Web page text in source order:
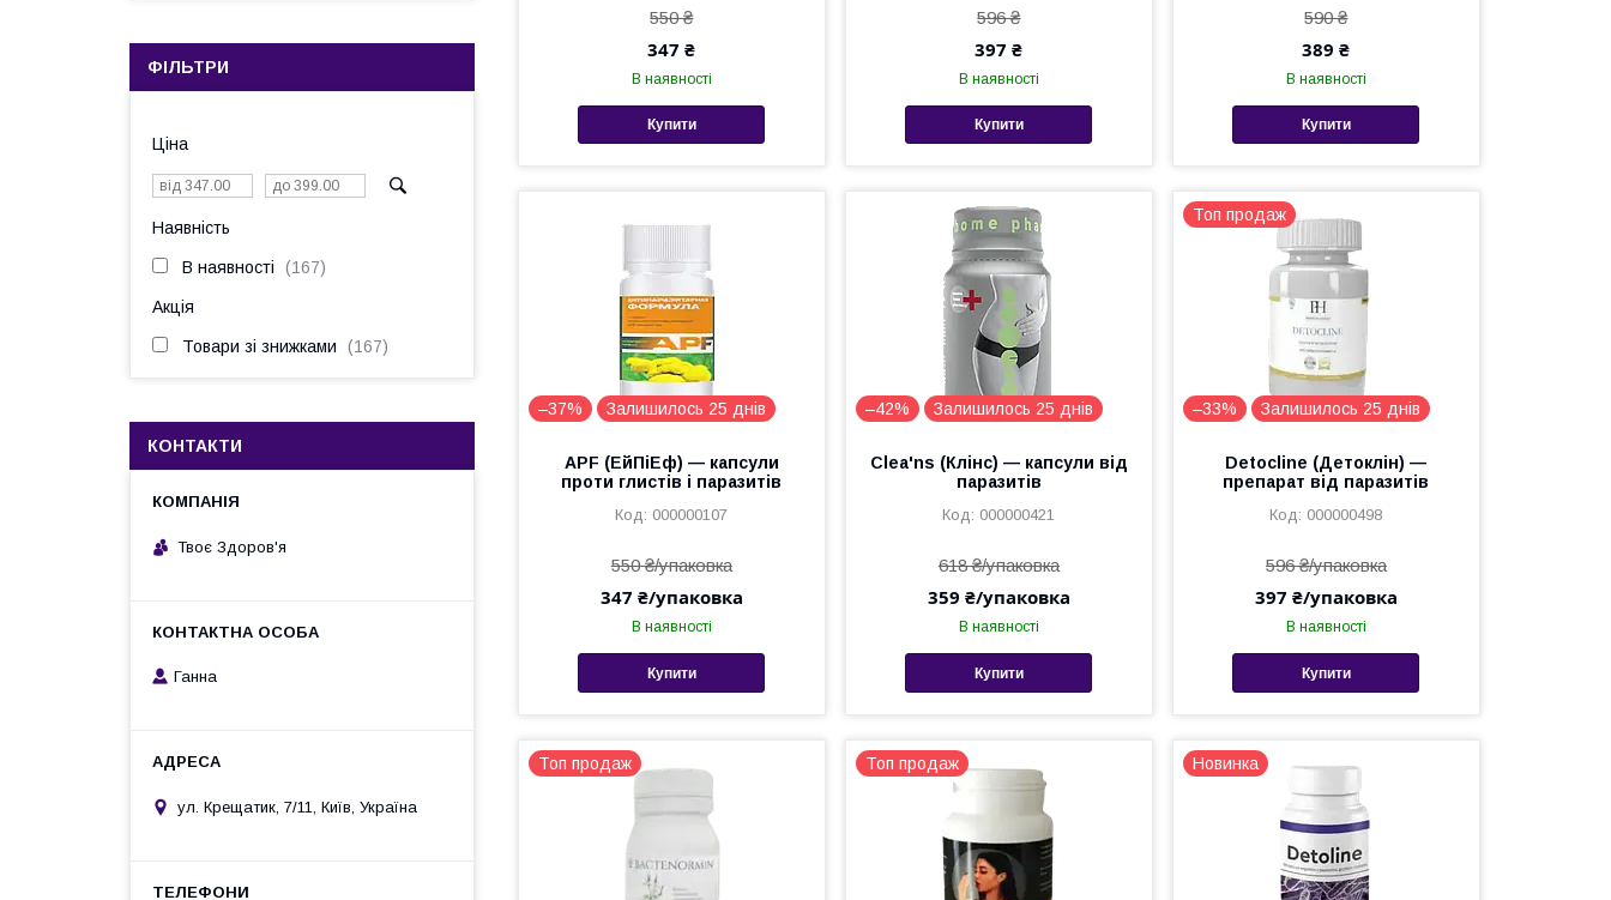
550 ₴
347 ₴
В наявності
Купити
596 ₴
397 ₴
В наявності
Купити
590 ₴
389 ₴
В наявності
Купити
–37% Залишилось 25 днів
APF (ЕйПіЕф) — капсули
проти глистів і паразитів
000000107
550 ₴/упаковка
347 ₴/упаковка
В наявності
Купити
–42% Залишилось 25 днів
Clea'ns (Клінс) — капсули від
паразитів
000000421
618 ₴/упаковка
359 ₴/упаковка
В наявності
Купити
Топ продаж
–33% Залишилось 25 днів
Detocline (Детоклін) —
препарат від паразитів
000000498
596 ₴/упаковка
397 ₴/упаковка
В наявності
Купити
Топ продаж Топ продаж Новинка
ФІЛЬТРИ
Ціна
Наявність
В наявності 167
Акція
Товари зі знижками 167
КОНТАКТИ
Твоє Здоров'я
Ганна
ул. Крещатик, 7/11, Київ, Україна